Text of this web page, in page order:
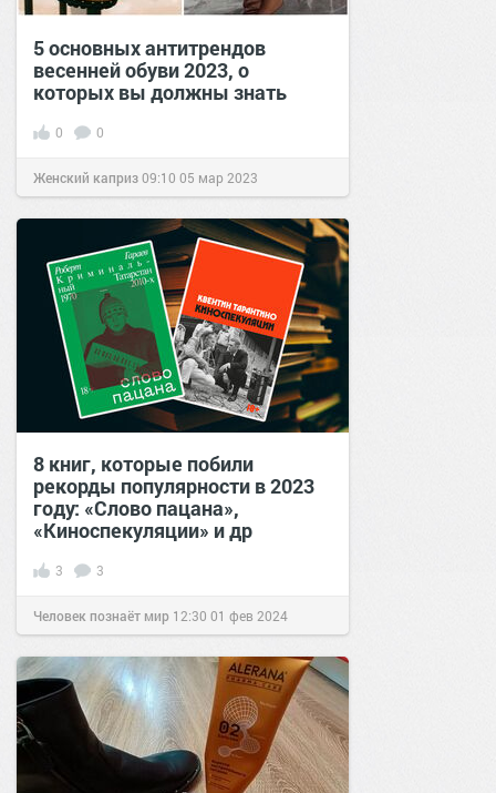
5 основных антитрендов
весенней обуви 2023, о
которых вы должны знать
0 0
Женский каприз09:10 05 мар 2023
8 книг, которые побили
рекорды популярности в 2023
году: «Слово пацана»,
«Киноспекуляции» и др
3 3
Человек познаёт мир 12:30 01 фев 2024